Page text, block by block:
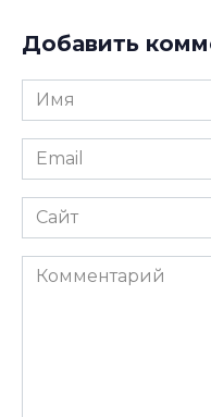
Добавить
Имя
*
Email
*
Сайт
Комментарий